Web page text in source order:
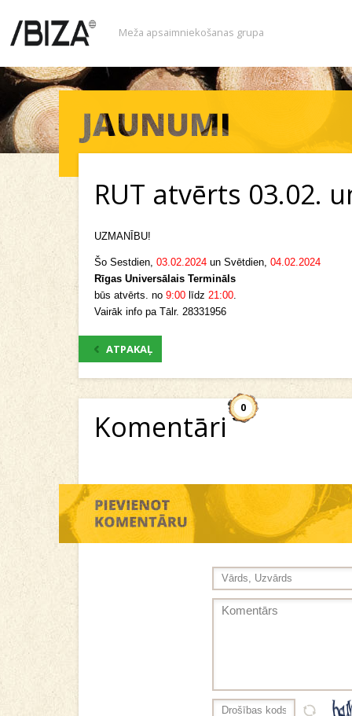
Meža apsaimniekošanas grupa
RUT atvērts 03.02.
UZMANĪBU!
Šo Sestdien, 03.02.2024 un Svētdien, 04.02.2024
Rīgas Universālais Termināls
būs atvērts. no 9:00 līdz 21:00.
Vairāk info pa Tālr. 28331956
ATPAKAĻ
Komentāri
0